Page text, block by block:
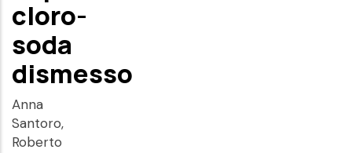
cloro-
soda
dismesso
Anna
Santoro,
Roberto